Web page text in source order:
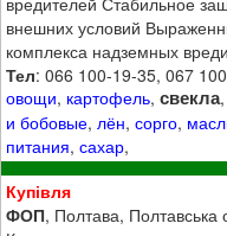
внешних условий
комплекса надземных
Тел: 066 100-19-35, 067
овощи, картофель,свекла
и бобовые, лён,сорго,
питания,сахар,
Купівля
ФОП, Полтава, Полтавська